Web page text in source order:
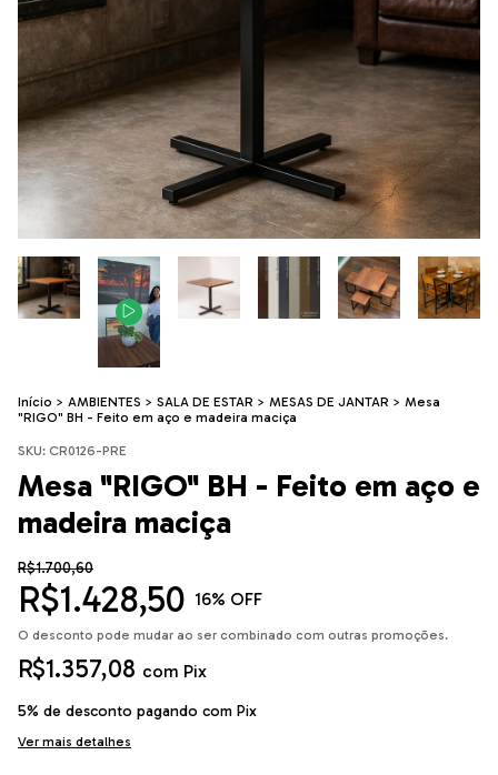
Início > AMBIENTES > SALA DE ESTAR > MESAS DE JANTAR > Mesa
"RIGO" BH - Feito em aço e madeira maciça
SKU: CR0126-PRE
Mesa "RIGO" BH - Feito em aço e
madeira maciça
R$1.700,60
R$1.428,50 16% OFF
O desconto pode mudar ao ser combinado com outras promoções.
R$1.357,08 com Pix
5% de desconto pagando com Pix
Ver mais detalhes